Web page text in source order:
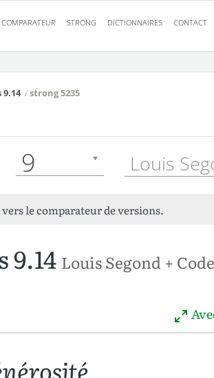
COMPARATEUR STRONG DICTIONNAIRES CONTACT
/strong 5235
9
le comparateur de versions.
9.14 Louis Segond +